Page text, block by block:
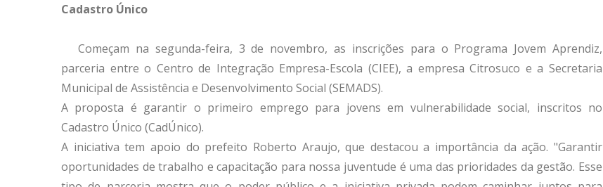
Cadastro Único
Começam na segunda-feira, 3 de novembro, as inscrições para o Programa Jovem Aprendiz,
parceria entre o Centro de Integração Empresa-Escola (CIEE), a empresa Citrosuco e a Secretaria
Municipal de Assistência e Desenvolvimento Social (SEMADS).
A proposta é garantir o primeiro emprego para jovens em vulnerabilidade social, inscritos no
Cadastro Único (CadÚnico).
A iniciativa tem apoio do prefeito Roberto Araujo, que destacou a importância da ação. "Garantir
oportunidades de trabalho e capacitação para nossa juventude é uma das prioridades da gestão. Esse